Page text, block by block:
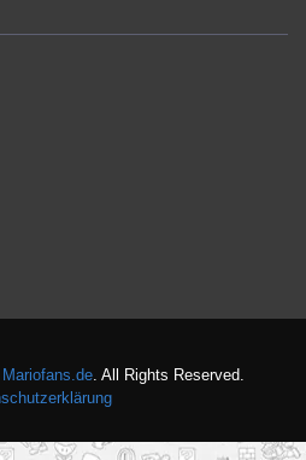
Mariofans.de. All Rights Reserved.